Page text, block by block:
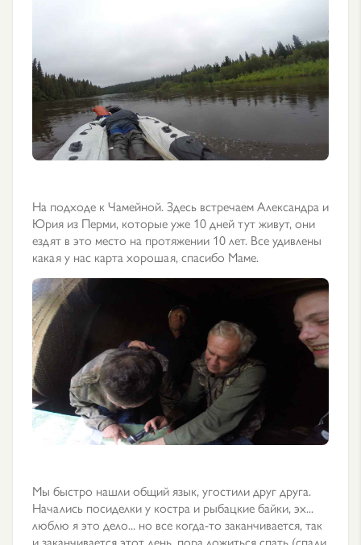
На подходе к Чамейной. Здесь встречаем Александра и
Юрия из Перми, которые уже 10 дней тут живут, они
ездят в это место на протяжении 10 лет. Все удивлены
какая у нас карта хорошая, спасибо Маме.
Мы быстро нашли общий язык, угостили друг друга.
Начались посиделки у костра и рыбацкие байки, эх...
люблю я это дело... но все когда-то заканчивается, так